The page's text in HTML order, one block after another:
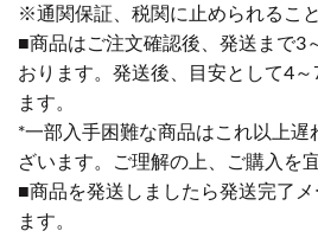
※通関保証、税関に止められるこ
■商品はご注文確認後、発送まで3
おります。発送後、目安として4
ます。
*一部入手困難な商品はこれ以上
ざいます。ご理解の上、ご購入を
■商品を発送しましたら発送完了
ます。